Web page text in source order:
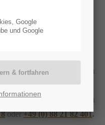
MIT UNS AUF
unsere Ferienwohnungen
wir gerne auch telefonisch
oder +49 (0) 88 21 82 401.
Google
und Google